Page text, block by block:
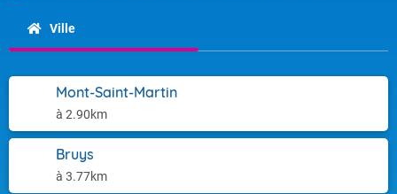
Ville
Mont-Saint-Martin
à 2.90km
Bruys
à 3.77km